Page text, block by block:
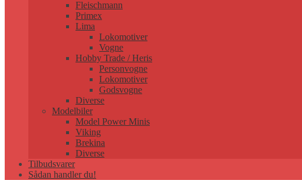
Fleischmann
Primex
Lima
Lokomotiver
Vogne
Hobby Trade / Heris
Personvogne
Lokomotiver
Godsvogne
Diverse
Modelbiler
Model Power Minis
Viking
Brekina
Diverse
Tilbudsvarer
Sådan handler du!